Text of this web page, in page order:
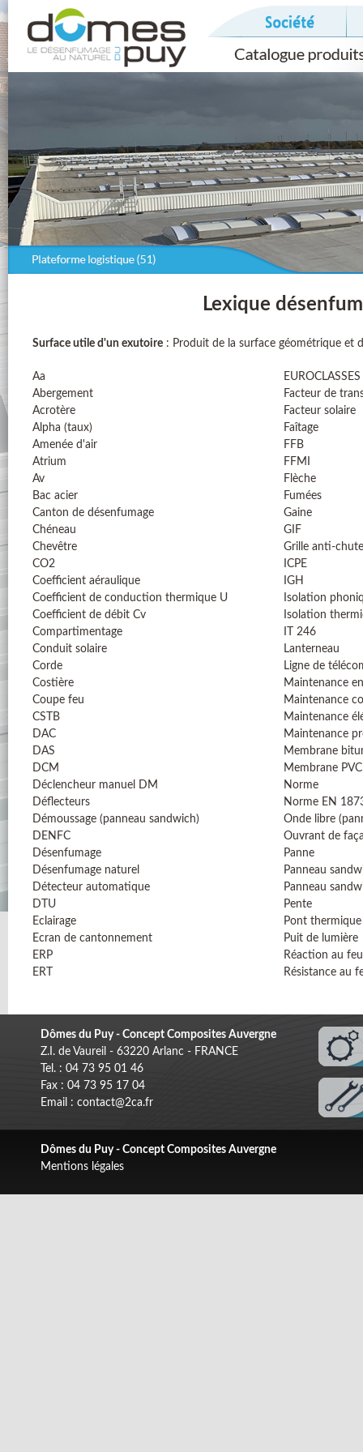
Lexique
Surface utile d'un exutoire : Produit de la surface géométrique et
Aa
Abergement
Acrotère
Alpha (taux)
Amenée d'air
Atrium
Av
Bac acier
Canton de désenfumage
Chéneau
Chevêtre
CO2
Coefficient aéraulique
Coefficient de conduction thermique U
Coefficient de débit Cv
Compartimentage
Conduit solaire
Corde
Costière
Coupe feu
CSTB
DAC
DAS
DCM
Déclencheur manuel DM
Déflecteurs
Démoussage (panneau sandwich)
DENFC
Désenfumage
Désenfumage naturel
Détecteur automatique
DTU
Eclairage
Ecran de cantonnement
ERP
ERT
EUROCLASSES
Facteur de
Facteur solaire
Faîtage
FFB
FFMI
Flèche
Fumées
Gaine
GIF
Grille anti-chute
ICPE
IGH
Isolation
Isolation
IT 246
Lanterneau
Ligne de
Maintenance
Maintenance
Maintenance
Maintenance
Membrane
Membrane PVC
Norme
Norme EN
Onde libre
Ouvrant de
Panne
Panneau
Panneau
Pente
Pont thermique
Puit de lumière
Réaction au feu
Résistance au
Dômes du Puy - Concept Composites Auvergne
Z.I. de Vaureil - 63220 Arlanc - FRANCE
Tel. : 04 73 95 01 46
Fax : 04 73 95 17 04
Email : contact@2ca.fr
Dômes du Puy - Concept Composites Auvergne
Mentions légales